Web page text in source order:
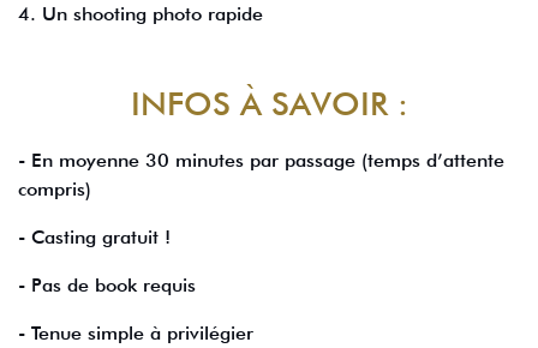
4. Un shooting photo rapide
INFOS À SAVOIR :
- En moyenne 30 minutes par passage (temps d’attente
compris)
- Casting gratuit !
- Pas de book requis
- Tenue simple à privilégier